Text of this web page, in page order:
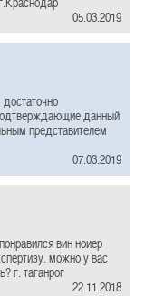
05.03.2019
данный
представителем
07.03.2019
вин ноиер
можно у вас
г. таганрог
22.11.2018